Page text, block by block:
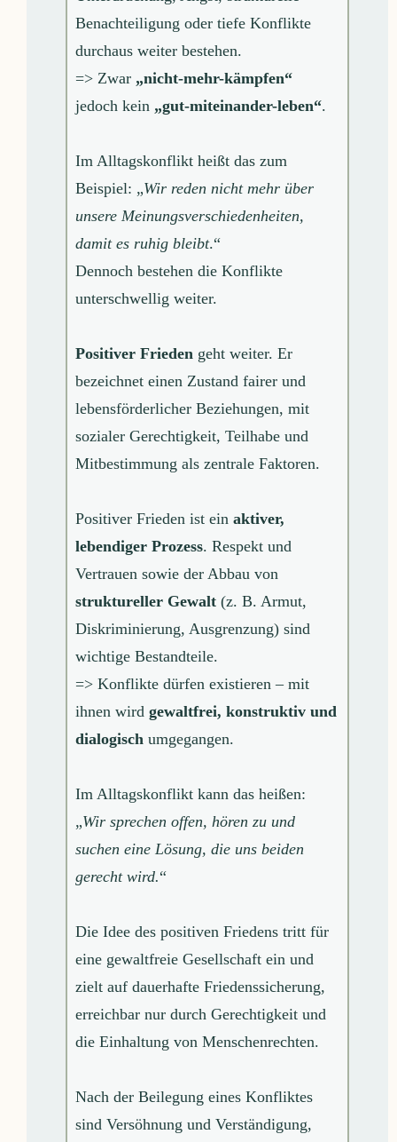
Benachteiligung oder tiefe Konflikte
durchaus weiter bestehen.
=> Zwar „nicht-mehr-kämpfen“
jedoch kein „gut-miteinander-leben“.
Im Alltagskonflikt heißt das zum
Beispiel: „Wir reden nicht mehr über
unsere Meinungsverschiedenheiten,
damit es ruhig bleibt.“
Dennoch bestehen die Konflikte
unterschwellig weiter.
Positiver Frieden geht weiter. Er
bezeichnet einen Zustand fairer und
lebensförderlicher Beziehungen, mit
sozialer Gerechtigkeit, Teilhabe und
Mitbestimmung als zentrale Faktoren.
Positiver Frieden ist einaktiver,
lebendiger Prozess. Respekt und
Vertrauen sowie der Abbau von
struktureller Gewalt (z. B. Armut,
Diskriminierung, Ausgrenzung) sind
wichtige Bestandteile.
=> Konflikte dürfen existieren – mit
ihnen wirdgewaltfrei, konstruktiv und
dialogisch umgegangen.
Im Alltagskonflikt kann das heißen:
„Wir sprechen offen, hören zu und
suchen eine Lösung, die uns beiden
gerecht wird.“
Die Idee des positiven Friedens tritt für
eine gewaltfreie Gesellschaft ein und
zielt auf dauerhafte Friedenssicherung,
erreichbar nur durch Gerechtigkeit und
die Einhaltung von Menschenrechten.
Nach der Beilegung eines Konfliktes
sind Versöhnung und Verständigung,